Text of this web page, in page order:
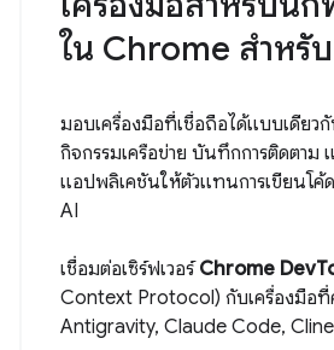
ใน Chrome สำหรั
มอบเครื่องมือที่เชื่อถือได้แบบเดียว
กิจกรรมเครือข่าย บันทึกการติดตาม
แอปพลิเคชันให้ตัวแทนการเขียนโค้
AI
เชื่อมต่อเซิร์ฟเวอร์Chrome
Context Protocol) กับเครื่องมือที่
Antigravity, Claude Code,